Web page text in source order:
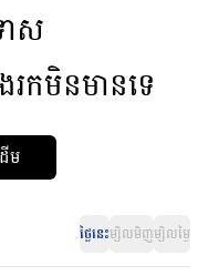
ស
រកមិនមានទេ
ម
ថ្ងៃនេះម្សិលមិញម្សិលម្ងៃ